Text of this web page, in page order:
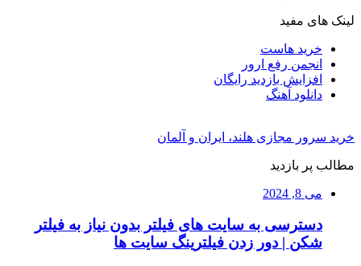
لینک های مفید
خرید هاست
انجمن رفع ارور
افزایش بازدید رایگان
دانلود آهنگ
خرید سرور مجازی هلند، ایران و آلمان
مطالب پر بازدید
می 8, 2024
دسترسی به سایت های فیلتر بدون نیاز به فیلتر
شکن | دور زدن فیلترینگ سایت ها